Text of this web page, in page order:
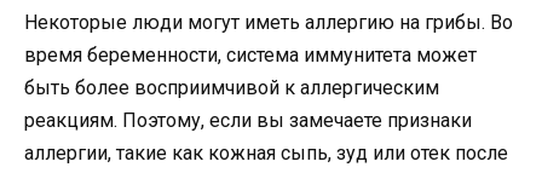
Некоторые люди могут иметь аллергию на грибы. Во
время беременности, система иммунитета может
быть более восприимчивой к аллергическим
реакциям. Поэтому, если вы замечаете признаки
аллергии, такие как кожная сыпь, зуд или отек после